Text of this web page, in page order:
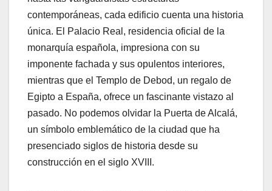
contemporáneas, cada edificio cuenta una historia
única. El Palacio Real, residencia oficial de la
monarquía española, impresiona con su
imponente fachada y sus opulentos interiores,
mientras que el Templo de Debod, un regalo de
Egipto a España, ofrece un fascinante vistazo al
pasado. No podemos olvidar la Puerta de Alcalá,
un símbolo emblemático de la ciudad que ha
presenciado siglos de historia desde su
construcción en el siglo XVIII.